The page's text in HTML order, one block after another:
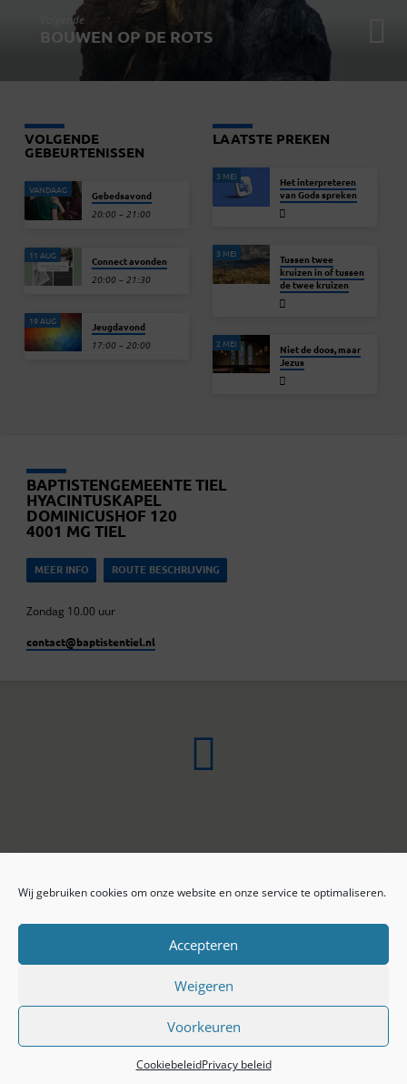
Wij gebruiken cookies om onze website en onze service te optimaliseren.
Accepteren
Weigeren
Voorkeuren
CookiebeleidPrivacy beleid
Volgende
BOUWEN OP DE ROTS
VOLGENDE
GEBEURTENISSEN
VANDAAG Gebedsavond
20:00 – 21:00
11 AUG Connect avonden
20:00 – 21:30
19 AUG Jeugdavond
17:00 – 20:00
LAATSTE PREKEN
3 MEI
Het interpreteren
van Gods spreken
3 MEI
Tussen twee
kruizen in of tussen
de twee kruizen
2 MEI
Niet de doos, maar
Jezus
BAPTISTENGEMEENTE TIEL
HYACINTUSKAPEL
DOMINICUSHOF 120
4001 MG TIEL
MEER INFO ROUTE BESCHRIJVING
Zondag 10.00 uur
contact​@baptistentiel.nl
ONLINE ARCHIEF
Privacy beleid
© 2026 Baptistengemeente Tiel.